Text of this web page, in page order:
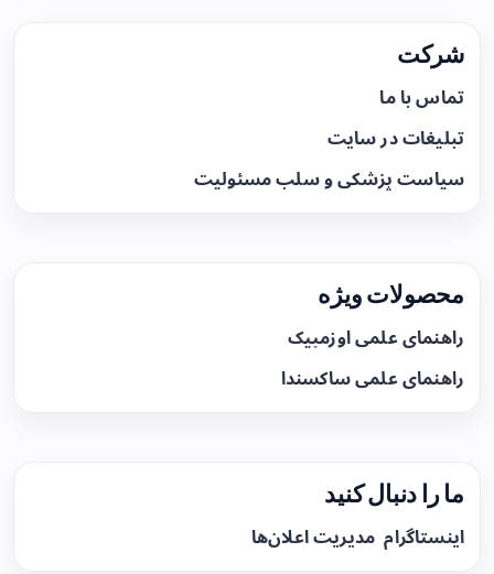
شرکت
تماس با ما
تبلیغات در سایت
سیاست پزشکی و سلب مسئولیت
محصولات ویژه
راهنمای علمی اوزمپیک
راهنمای علمی ساکسندا
ما را دنبال کنید
اینستاگرام مدیریت اعلان‌ها